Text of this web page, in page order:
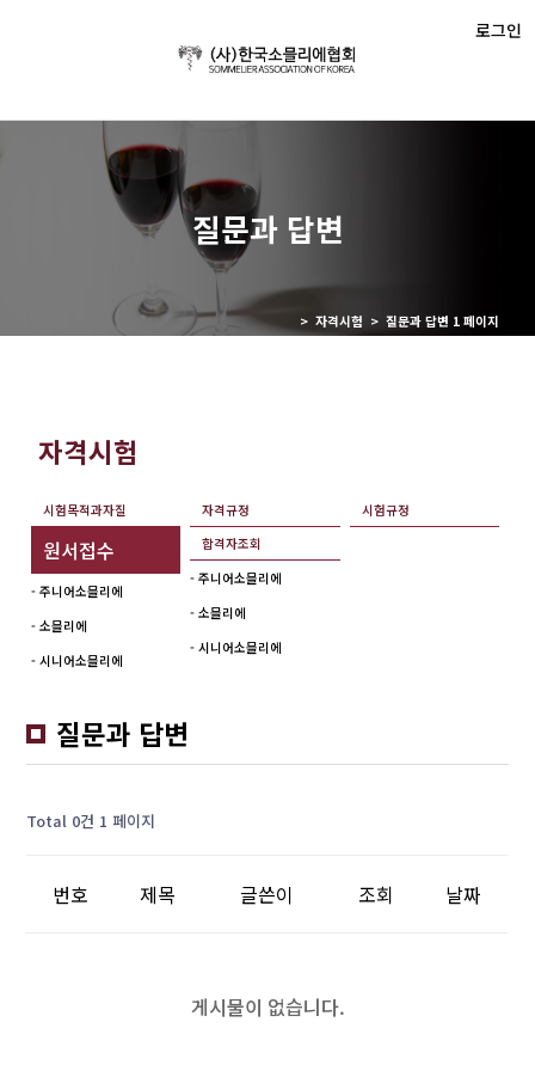
로그인
질문과 답변
> 자격시험 > 질문과 답변 1 페이지
자격시험
시험목적과자질 자격규정 시험규정
원서접수
- 주니어소믈리에
- 소믈리에
- 시니어소믈리에
합격자조회
- 주니어소믈리에
- 소믈리에
- 시니어소믈리에
질문과 답변
Total 0건 1 페이지
번호 제목 글쓴이 조회 날짜
게시물이 없습니다.